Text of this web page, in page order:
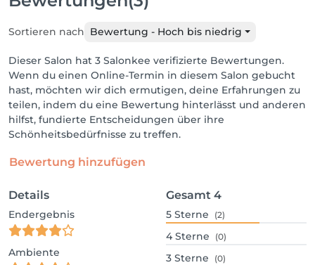
Sortieren nach Bewertung - Hoch bis niedrig
Dieser Salon hat 3 Salonkee verifizierte Bewertungen.
Wenn du einen Online-Termin in diesem Salon gebucht
hast, möchten wir dich ermutigen, deine Erfahrungen zu
teilen, indem du eine Bewertung hinterlässt und anderen
hilfst, fundierte Entscheidungen über ihre
Schönheitsbedürfnisse zu treffen.
Bewertung hinzufügen
Details
Endergebnis
Ambiente
Gesamt 4
5 Sterne (2)
4 Sterne (0)
3 Sterne (0)